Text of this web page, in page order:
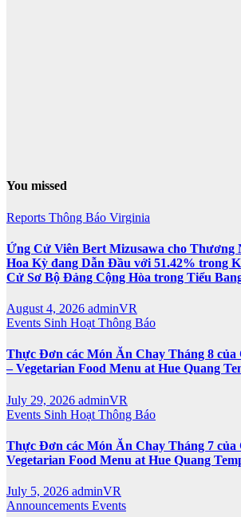
You missed
Reports Thông Báo Virginia
Ứng Cử Viên Bert Mizusawa cho Thương
Hoa Kỳ đang Dẫn Đầu với 51.42% trong
Cử Sơ Bộ Đảng Cộng Hòa trong Tiểu
August 4, 2026 adminVR
Events Sinh Hoạt Thông Báo
Thực Đơn các Món Ăn Chay Tháng 8 của
– Vegetarian Food Menu at Hue Quang
July 29, 2026 adminVR
Events Sinh Hoạt Thông Báo
Thực Đơn các Món Ăn Chay Tháng 7 của
Vegetarian Food Menu at Hue Quang
July 5, 2026 adminVR
Announcements Events